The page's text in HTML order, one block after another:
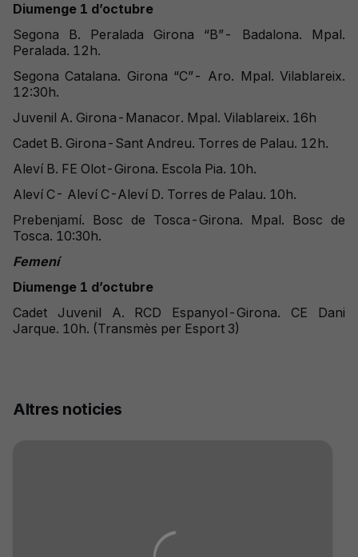
Diumenge 1 d’octubre
Segona B. Peralada Girona “B”- Badalona. Mpal.
Peralada. 12h.
Segona Catalana. Girona “C”- Aro. Mpal. Vilablareix.
12:30h.
Juvenil A. Girona-Manacor. Mpal. Vilablareix. 16h
Cadet B. Girona-Sant Andreu. Torres de Palau. 12h.
Aleví B. FE Olot-Girona. Escola Pia. 10h.
Aleví C- Aleví C-Aleví D. Torres de Palau. 10h.
Prebenjamí. Bosc de Tosca-Girona. Mpal. Bosc de
Tosca. 10:30h.
Femení
Diumenge 1 d’octubre
Cadet Juvenil A. RCD Espanyol-Girona. CE Dani
Jarque. 10h. (Transmès per Esport 3)
Altres noticies